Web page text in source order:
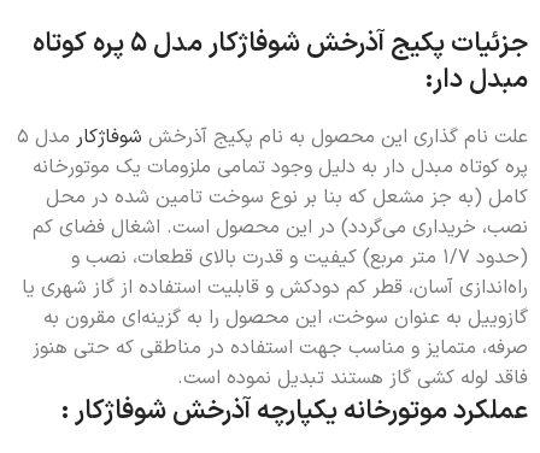
جزئیات پکیج آذرخش شوفاژکار مدل 5 پره کوتاه
مبدل دار:
علت نام گذاری این محصول به نام پکیج آذرخش شوفاژکار
مدل 5
پره کوتاه مبدل دار به دلیل وجود تمامی ملزومات یک موتورخانه
کامل (به جز مشعل که بنا بر نوع سوخت تامین شده در محل
نصب، خریداری می‌گردد) در این محصول است. اشغال فضای کم
(حدود 1/7 متر مربع) کیفیت و قدرت بالای قطعات، نصب و
راه‌اندازی آسان، قطر کم دودکش و قابلیت استفاده از گاز شهری یا
گازوییل به عنوان سوخت، این محصول را به گزینه‌ای مقرون به
صرفه، متمایز و مناسب جهت استفاده در مناطقی که حتی هنوز
فاقد لوله کشی گاز هستند تبدیل نموده است.
عملکرد موتورخانه یکپارچه آذرخش شوفاژکار :